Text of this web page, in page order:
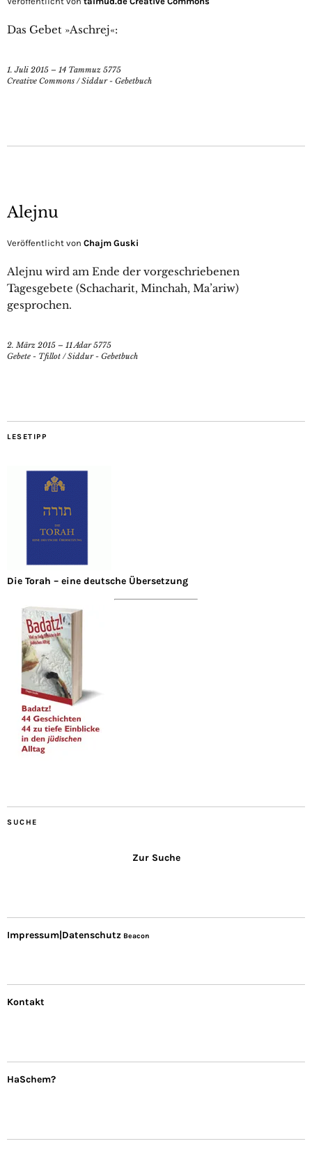
Das Gebet »Aschrej«:
1. Juli 2015 – 14 Tammuz 5775
Creative Commons /Siddur - Gebetbuch
Alejnu
Veröffentlicht von Chajm Guski
Alejnu wird am Ende der vorgeschriebenen
Tagesgebete (Schacharit, Minchah, Ma’ariw)
gesprochen.
2. März 2015 – 11 Adar 5775
Gebete - Tfillot /Siddur - Gebetbuch
LESETIPP
Die Torah – eine deutsche Übersetzung
SUCHE
Zur Suche
Impressum|Datenschutz Beacon
Kontakt
HaSchem?